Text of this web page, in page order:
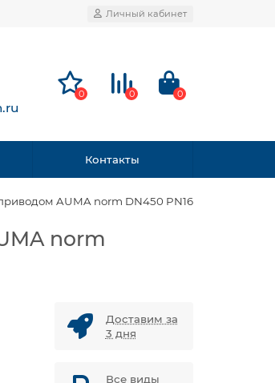
Личный кабинет
0 0 0
Контакты
AUMA norm DN450 PN16
norm
Доставим за
3 дня
Все виды